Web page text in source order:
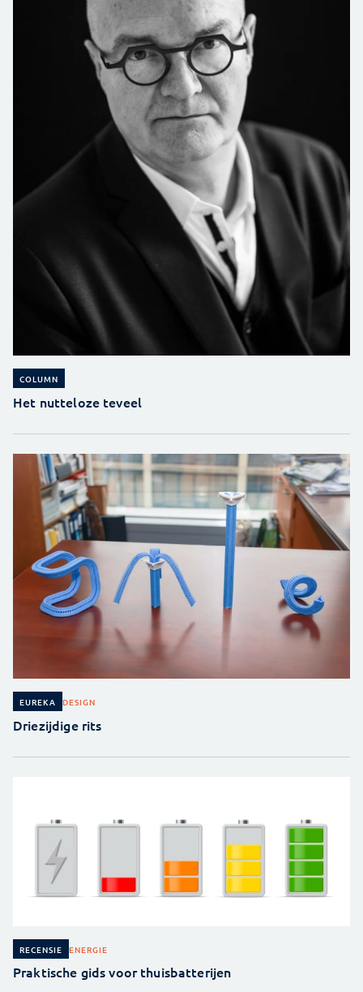
COLUMN
Het nutteloze teveel
EUREKA DESIGN
Driezijdige rits
RECENSIE ENERGIE
Praktische gids voor thuisbatterijen